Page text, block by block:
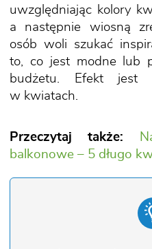
uwzględniając kolory
a następnie wiosną
osób woli szukać
to, co jest modne lub
budżetu. Efekt jest
w kwiatach.
Przeczytaj także:
balkonowe – 5 długo